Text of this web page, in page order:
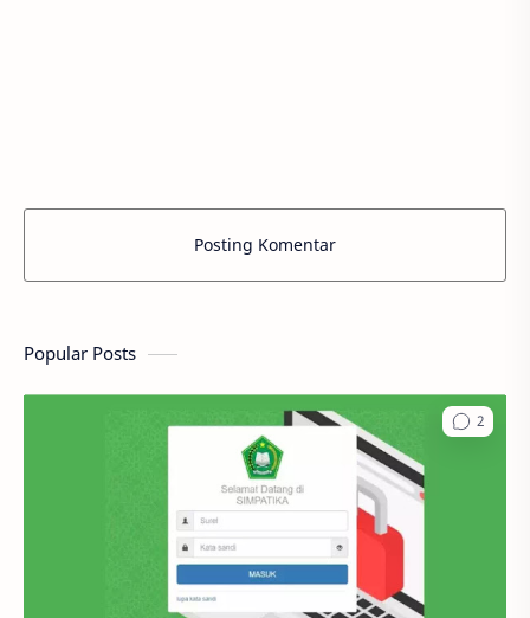
Posting Komentar
Popular Posts